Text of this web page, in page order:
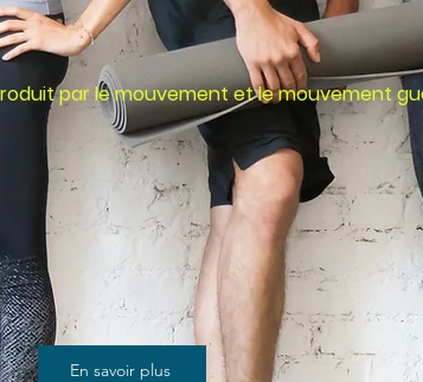
par le mouvement et le mouvement
En savoir plus